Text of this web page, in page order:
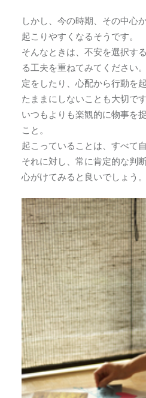
しかし、今の時期、その中心
起こりやすくなるそうです。
そんなときは、不安を選択す
る工夫を重ねてみてください
定をしたり、心配から行動を
たままにしないことも大切です
いつもよりも楽観的に物事を
こと。
起こっていることは、すべて
それに対し、常に肯定的な判
心がけてみると良いでしょう。